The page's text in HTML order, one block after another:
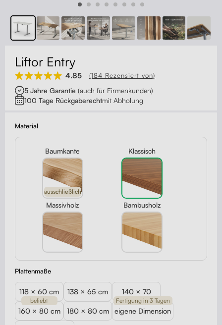
Kabelmanagement
Monitorständer
Tischtrennwände
Rückenlehnen
Kontakt
Liftor Entry
4.85 (184 Rezensiert von)
5 Jahre Garantie (auch für Firmenkunden)
100 Tage Rückgaberechtmit Abholung
Material
Baumkante
ausschließlich
Klassisch
Massivholz Bambusholz
Plattenmaße
118 × 60 cm 138 × 65 cm 140 × 70
160 × 80 cm
beliebt
180 × 80 cm eigene Dimension
Fertigung in 3 Tagen